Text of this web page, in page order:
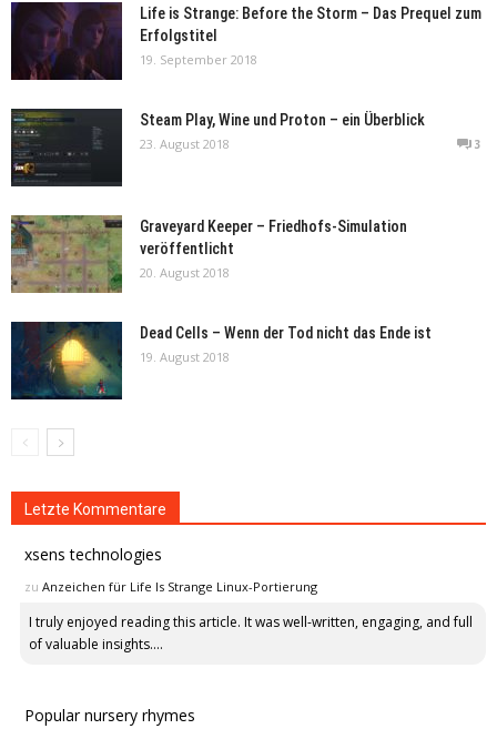
Life is Strange: Before the Storm – Das Prequel zum
Erfolgstitel
19. September 2018
Steam Play, Wine und Proton – ein Überblick
23. August 2018 3
Graveyard Keeper – Friedhofs-Simulation
veröffentlicht
20. August 2018
Dead Cells – Wenn der Tod nicht das Ende ist
19. August 2018
Letzte Kommentare
xsens technologies
zu Anzeichen für Life Is Strange Linux-Portierung
I truly enjoyed reading this article. It was well-written, engaging, and full
of valuable insights....
Popular nursery rhymes